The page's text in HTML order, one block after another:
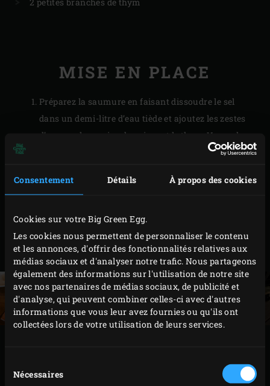
Consentement Détails À propos des cookies
Cookies sur votre Big Green Egg.
Les cookies nous permettent de personnaliser le contenu
et les annonces, d'offrir des fonctionnalités relatives aux
médias sociaux et d'analyser notre trafic. Nous partageons
également des informations sur l'utilisation de notre site
avec nos partenaires de médias sociaux, de publicité et
d'analyse, qui peuvent combiner celles-ci avec d'autres
informations que vous leur avez fournies ou qu'ils ont
collectées lors de votre utilisation de leurs services.
duNécessaires
MISE EN PLACE
Préparez la saumure en faisant dissoudre le sel
dans un demi-litre d’eau tiède et ajoutez les zestes
d’orange, les grains de poivre et le thym. Versez la
saumure dans un plat carré ou rectangulaire
filets de saumon) et laissez refroidir.
mettez le plat pendant 2 heures au réfrigérateur
pour faire saumurer. Trempez les planchettes de
cèdre dans un bac rempli d’eau pendant 2 heures.
Allumez le Big Green Egg et faites monter la